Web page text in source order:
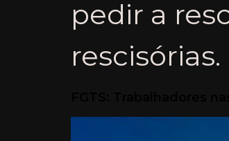
pedir a
rescisórias.